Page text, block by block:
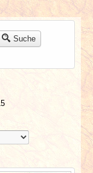
Suche